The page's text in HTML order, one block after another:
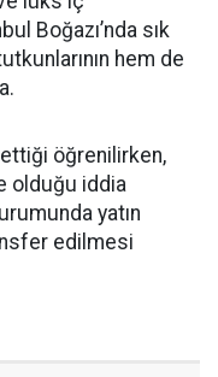
Boğazı’nda sık
hem de
öğrenilirken,
olduğu iddia
yatın
edilmesi